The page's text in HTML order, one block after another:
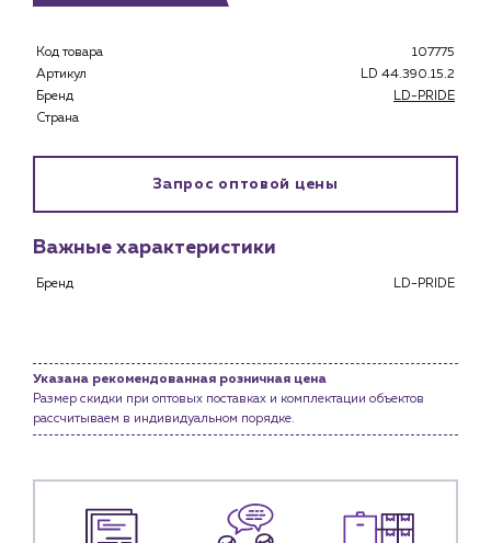
Новости
Контакты
Код товара
107775
Артикул
LD 44.390.15.2
Бренд
LD-PRIDE
Страна
Запрос оптовой цены
Важные характеристики
Бренд LD-PRIDE
Указана рекомендованная розничная цена
Размер скидки при оптовых поставках и комплектации объектов
рассчитываем в индивидуальном порядке.